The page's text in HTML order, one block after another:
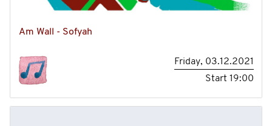
Am Wall - Sofyah
Friday, 03.12.2021
Start19:00